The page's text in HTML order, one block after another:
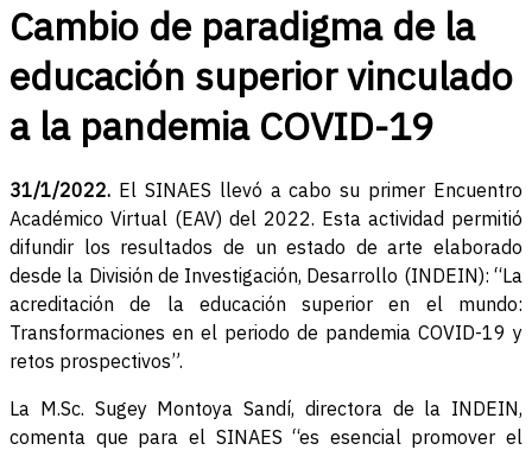
Cambio de paradigma de la
educación superior vinculado
a la pandemia COVID-19
31/1/2022. El SINAES llevó a cabo su primer Encuentro
Académico Virtual (EAV) del 2022. Esta actividad permitió
difundir los resultados de un estado de arte elaborado
desde la División de Investigación, Desarrollo (INDEIN): “La
acreditación de la educación superior en el mundo:
Transformaciones en el periodo de pandemia COVID-19 y
retos prospectivos”.
La M.Sc. Sugey Montoya Sandí, directora de la INDEIN,
comenta que para el SINAES “es esencial promover el